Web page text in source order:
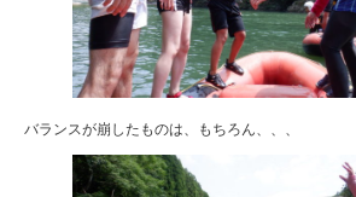
バランスが崩したものは、もちろん、、、